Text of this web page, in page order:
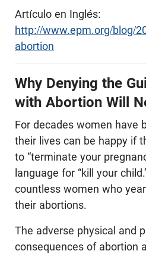
Artículo en Inglés:
http://www.epm.org/blog/
abortion
Why Denying the
with Abortion Will
For decades women have
their lives can be happy if
to “terminate your
language for “kill your
countless women who
their abortions.
The adverse physical and
consequences of abortion